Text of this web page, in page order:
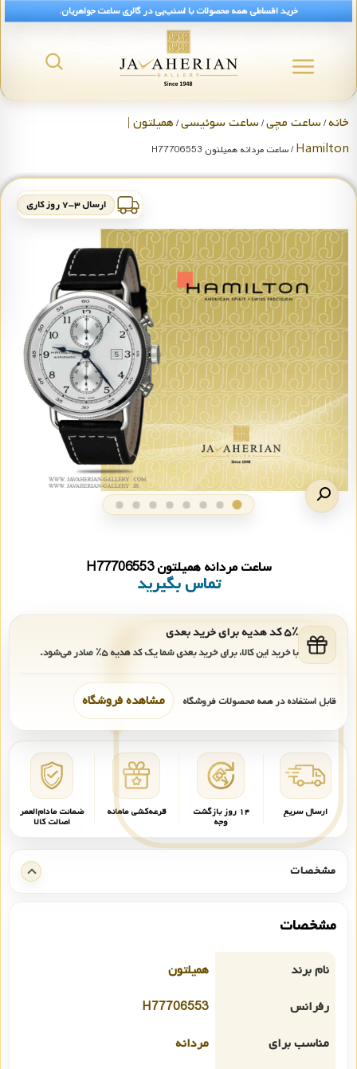
خرید اقساطی همه محصولات با اسنپ‌پی در گالری ساعت جواهریان.
خانه/ساعت مچی/ساعت سوئیسی/ همیلتون |
Hamilton/ ساعت مردانه همیلتون H77706553
ارسال ۳-۷ روز کاری
ساعت مردانه همیلتون H77706553
تماس بگیرید
۵٪ کد هدیه برای خرید بعدی
با خرید این کالا، برای خرید بعدی شما یک کد هدیه۵٪ صادر می‌شود.
قابل استفاده در همه محصولات فروشگاه مشاهده فروشگاه
ارسال سریع ۱۴ روز بازگشت
وجه
قرعه‌کشی ماهانه ضمانت مادام‌العمر
اصالت کالا
مشخصات
مشخصات
نام برند
همیلتون
رفرانس
H77706553
مناسب برای
مردانه